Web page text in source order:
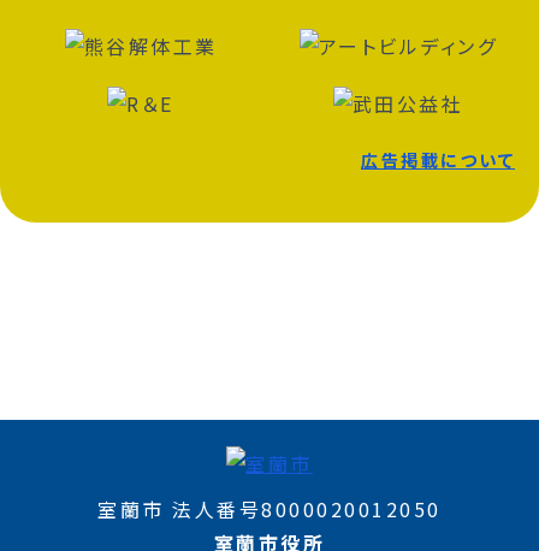
広告掲載について
室蘭市 法人番号8000020012050
室蘭市役所